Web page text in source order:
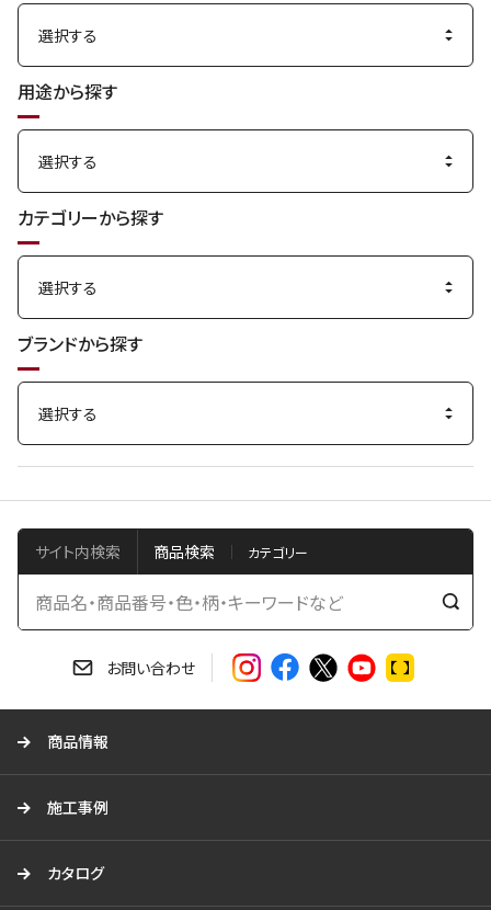
用途から探す
カテゴリーから探す
ブランドから探す
サイト内検索 商品検索
検
お問い合わせ
商品情報
施工事例
カタログ